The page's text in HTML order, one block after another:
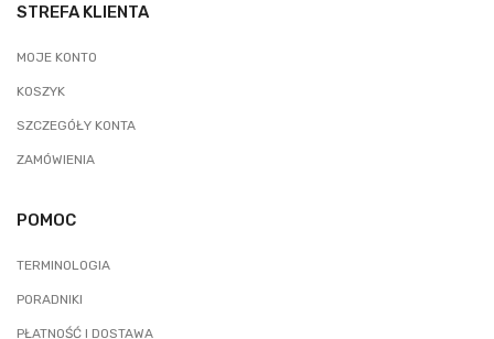
STREFA KLIENTA
MOJE KONTO
KOSZYK
SZCZEGÓŁY KONTA
ZAMÓWIENIA
POMOC
TERMINOLOGIA
PORADNIKI
PŁATNOŚĆ I DOSTAWA